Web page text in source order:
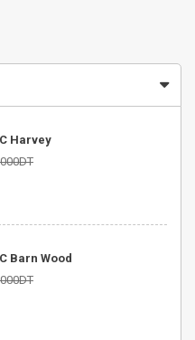
Harvey
Barn Wood